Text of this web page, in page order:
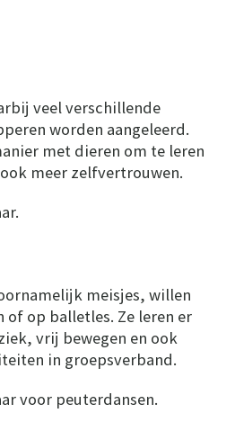
veel verschillende
worden aangeleerd.
met dieren om te leren
meer zelfvertrouwen.
meisjes, willen
of op balletles. Ze leren er
vrij bewegen en ook
in groepsverband.
voor peuterdansen.